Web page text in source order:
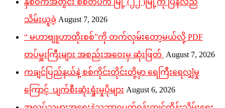
သိမ်းယူခဲ့ August 7, 2026
“ မဟာဗျူဟာထိုးစစ်”ကို တက်လှမ်းတော့မယ်လို့ PDF
တပ်မှူးကြီးများ အစည်းအဝေးမှ ဆုံးဖြတ် August 7, 2026
ကချင်ပြည်နယ်နဲ့ စစ်ကိုင်းတိုင်းတို့မှာ ရေကြီးရေလျှံမှု
ကြောင့် ပျက်စီးဆုံးရှုံးမှုပိုများ August 6, 2026